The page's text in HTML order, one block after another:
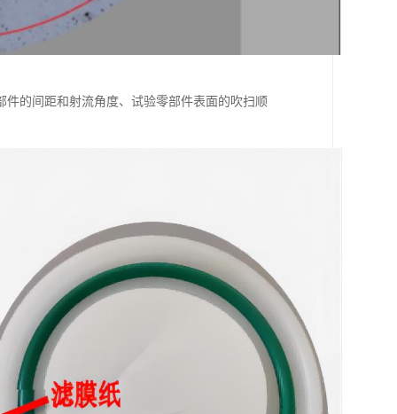
的间距和射流角度、试验零部件表面的吹扫顺